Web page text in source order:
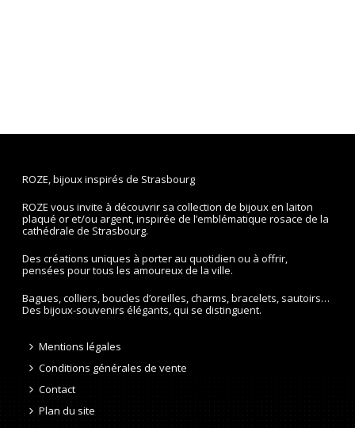
ROZE, bijoux inspirés de Strasbourg
ROZE vous invite à découvrir sa collection de bijoux en laiton
plaqué or et/ou argent, inspirée de l’emblématique rosace de la
cathédrale de Strasbourg.
Des créations uniques à porter au quotidien ou à offrir,
pensées pour tous les amoureux de la ville.
Bagues, colliers, boucles d’oreilles, charms, bracelets, sautoirs…
Des bijoux-souvenirs élégants, qui se distinguent.
Mentions légales
Conditions générales de vente
Contact
Plan du site